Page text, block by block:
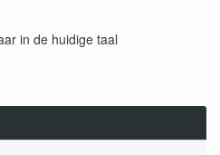
in de huidige taal